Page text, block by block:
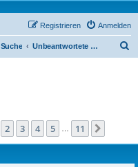
Anmelden
Registrieren
Suche Unbeantwortete Themen
1von 11
2 3 4 5 11